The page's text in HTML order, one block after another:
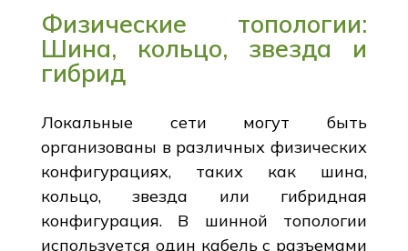
Физические топологии:
Шина, кольцо, звезда и
гибрид
Локальные сети могут быть
организованы в различных физических
конфигурациях, таких как шина,
кольцо, звезда или гибридная
конфигурация. В шинной топологии
используется один кабель с разъемами